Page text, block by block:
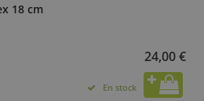
18 cm
24,00 €
En stock